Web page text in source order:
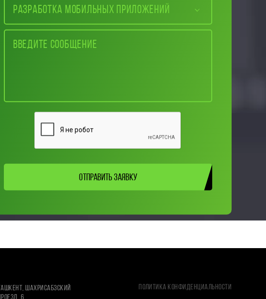
Разработка мобильных приложений
ОТПРАВИТЬ ЗАЯВКУ
ТАШКЕНТ, ШАХРИСАБЗСКИЙ
Политика конфиденциальности